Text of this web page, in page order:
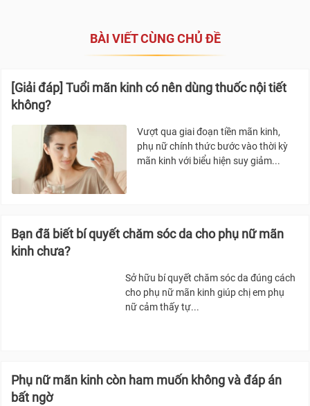
BÀI VIẾT CÙNG CHỦ ĐỀ
[Giải đáp] Tuổi mãn kinh có nên dùng thuốc nội tiết
không?
Vượt qua giai đoạn tiền mãn kinh,
phụ nữ chính thức bước vào thời kỳ
mãn kinh với biểu hiện suy giảm...
Bạn đã biết bí quyết chăm sóc da cho phụ nữ mãn
kinh chưa?
Sở hữu bí quyết chăm sóc da đúng cách
cho phụ nữ mãn kinh giúp chị em phụ
nữ cảm thấy tự...
Phụ nữ mãn kinh còn ham muốn không và đáp án
bất ngờ